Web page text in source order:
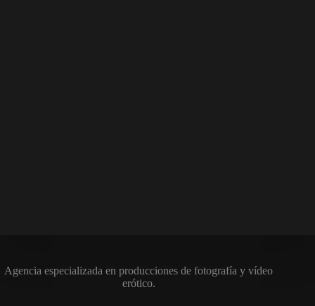
Agencia especializada en producciones de fotografía y vídeo
erótico.